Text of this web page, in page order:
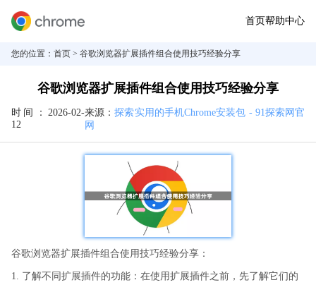
首页帮助中心
您的位置： 首页 > 谷歌浏览器扩展插件组合使用技巧经验分享
谷歌浏览器扩展插件组合使用技巧经验分享
时间： 2026-02-
12
来源：探索实用的手机Chrome安装包 - 91探索网官
网
谷歌浏览器扩展插件组合使用技巧经验分享：
1. 了解不同扩展插件的功能：在使用扩展插件之前，先了解它们的